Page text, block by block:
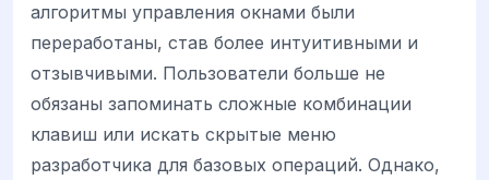
алгоритмы управления окнами были
переработаны, став более интуитивными и
отзывчивыми. Пользователи больше не
обязаны запоминать сложные комбинации
клавиш или искать скрытые меню
разработчика для базовых операций. Однако,